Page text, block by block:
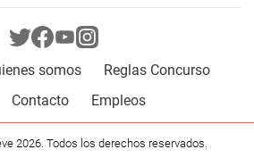
somos
Reglas Concurso
Contacto Empleos
2026. Todos los derechos reservados.